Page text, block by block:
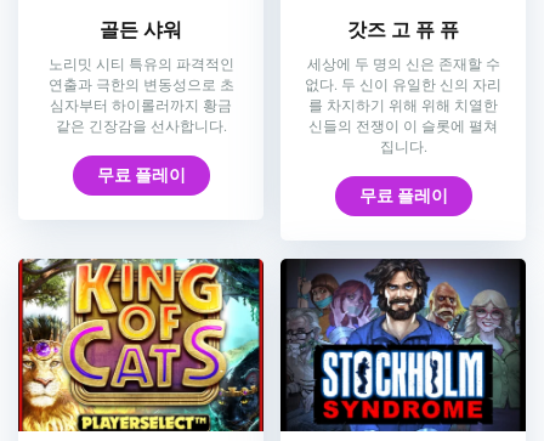
골든 샤워
노리밋 시티 특유의 파격적인
연출과 극한의 변동성으로 초
심자부터 하이롤러까지 황금
같은 긴장감을 선사합니다.
무료 플레이
갓즈 고 퓨 퓨
세상에 두 명의 신은 존재할 수
없다. 두 신이 유일한 신의 자리
를 차지하기 위해 위해 치열한
신들의 전쟁이 이 슬롯에 펼쳐
집니다.
무료 플레이